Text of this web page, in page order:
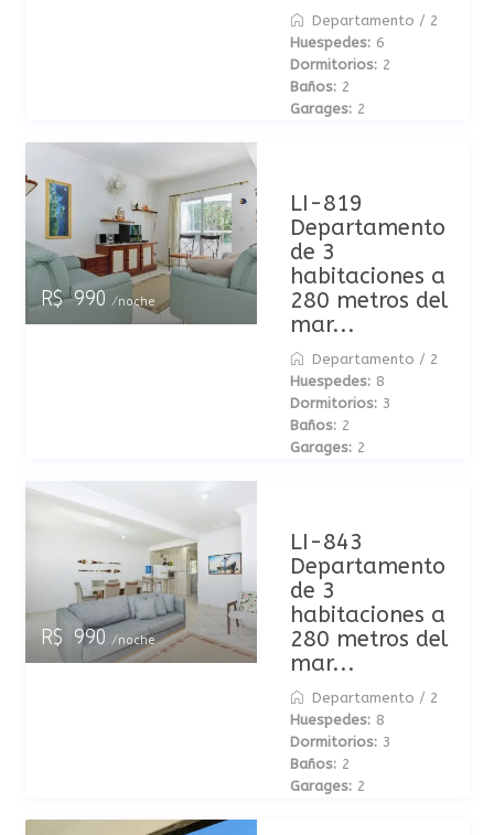
Departamento / 2
Huespedes: 6
Dormitorios: 2
Baños: 2
Garages: 2
R$ 990/noche
LI-819
Departamento
de 3
habitaciones a
280 metros del
mar...
Departamento / 2
Huespedes: 8
Dormitorios: 3
Baños: 2
Garages: 2
R$ 990/noche
LI-843
Departamento
de 3
habitaciones a
280 metros del
mar...
Departamento / 2
Huespedes: 8
Dormitorios: 3
Baños: 2
Garages: 2